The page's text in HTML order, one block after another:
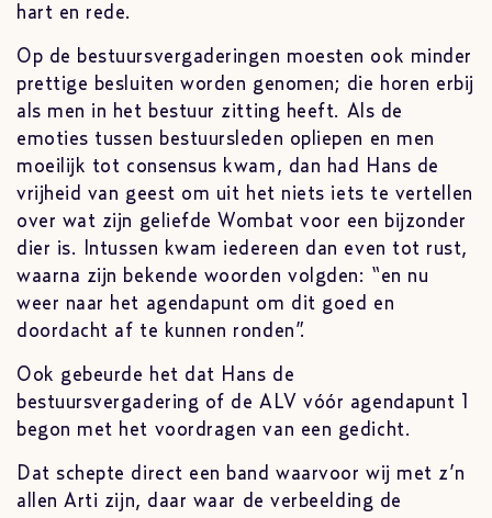
hart en rede.
Op de bestuursvergaderingen moesten ook minder
prettige besluiten worden genomen; die horen erbij
als men in het bestuur zitting heeft. Als de
emoties tussen bestuursleden opliepen en men
moeilijk tot consensus kwam, dan had Hans de
vrijheid van geest om uit het niets iets te vertellen
over wat zijn geliefde Wombat voor een bijzonder
dier is. Intussen kwam iedereen dan even tot rust,
waarna zijn bekende woorden volgden: “en nu
weer naar het agendapunt om dit goed en
doordacht af te kunnen ronden”.
Ook gebeurde het dat Hans de
bestuursvergadering of de ALV vóór agendapunt 1
begon met het voordragen van een gedicht.
Dat schepte direct een band waarvoor wij met z’n
allen Arti zijn, daar waar de verbeelding de